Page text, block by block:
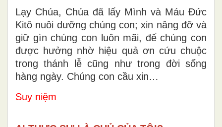
Lạy Chúa, Chúa đã lấy Mình và Máu Ðức
Kitô nuôi dưỡng chúng con; xin nâng đỡ và
giữ gìn chúng con luôn mãi, để chúng con
được hưởng nhờ hiệu quả ơn cứu chuộc
trong thánh lễ cũng như trong đời sống
hàng ngày. Chúng con cầu xin…
Suy niệm